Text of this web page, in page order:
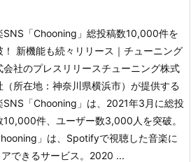
SNS「Chooning」総投稿数10,000件を
！ 新機能も続々リリース｜チューニング
会社のプレスリリースチューニング株式
（所在地：神奈川県横浜市）が提供する
SNS「Chooning」は、2021年3月に総投
10,000件、ユーザー数3,000人を突破。
」は、Spotifyで視聴した音楽に
できるサービス。 2020 ...